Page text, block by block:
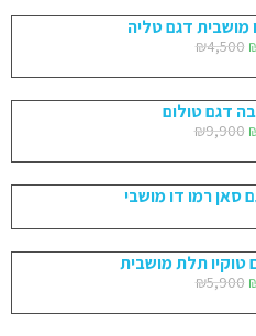
מושבית דגם טליה
₪4,500
דגם טולום
₪9,900
סאן רמו דו מושבי
טוקיו תלת מושבית
₪5,900